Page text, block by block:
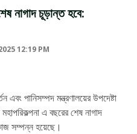
নাগাদ চূড়ান্ত হবে:
12:19 PM
এবং পানিসম্পদ মন্ত্রণালয়ের উপদেষ্টা
এ বছরের শেষ নাগাদ
সম্পন্ন হয়েছে।